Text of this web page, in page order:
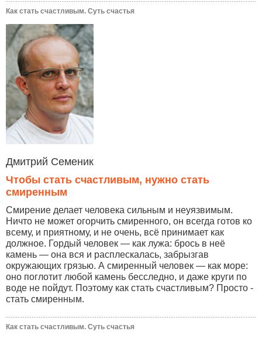
Как стать счастливым. Суть счастья
Дмитрий Семеник
Чтобы стать счастливым, нужно стать
смиренным
Смирение делает человека сильным и неуязвимым.
Ничто не может огорчить смиренного, он всегда готов ко
всему, и приятному, и не очень, всё принимает как
должное. Гордый человек — как лужа: брось в неё
камень — она вся и расплескалась, забрызгав
окружающих грязью. А смиренный человек — как море:
оно поглотит любой камень бесследно, и даже круги по
воде не пойдут. Поэтому как стать счастливым? Просто -
стать смиренным.
Как стать счастливым. Суть счастья